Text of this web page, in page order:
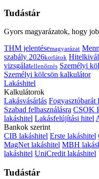
Tudástár
Gyors magyarázatok, hogy
THM jelentésemagyarázat
szabály 2026korlátok
vizsgálatellenőrzés Személyi
Személyi kölcsön kalkulátor
Lakáshitel
Kalkulátorok
Lakásvásárlás Fogyasztóbarát
Szabad felhasználásra CSOK
lakáshitel Lakásfelújítási hitel
Bankok szerint
CIB lakáshitel Erste lakáshitel
MagNet lakáshitel MBH
lakáshitel UniCredit lakáshitel
Tudástár